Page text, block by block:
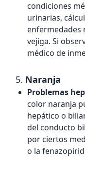
condiciones
urinarias,
enfermedades
vejiga. Si
médico de
5. Naranja
Problemas
color naranja
hepático o
del conducto
por ciertos
o la